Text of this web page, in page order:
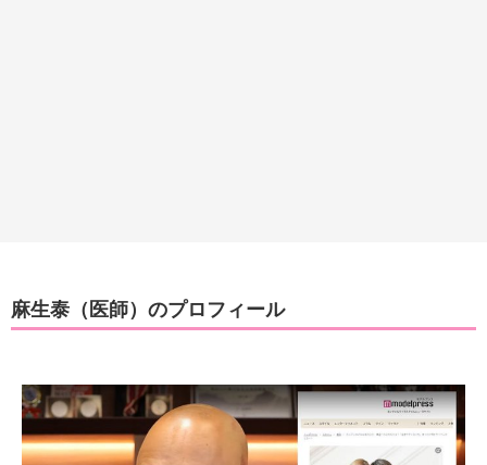
麻生泰（医師）のプロフィール